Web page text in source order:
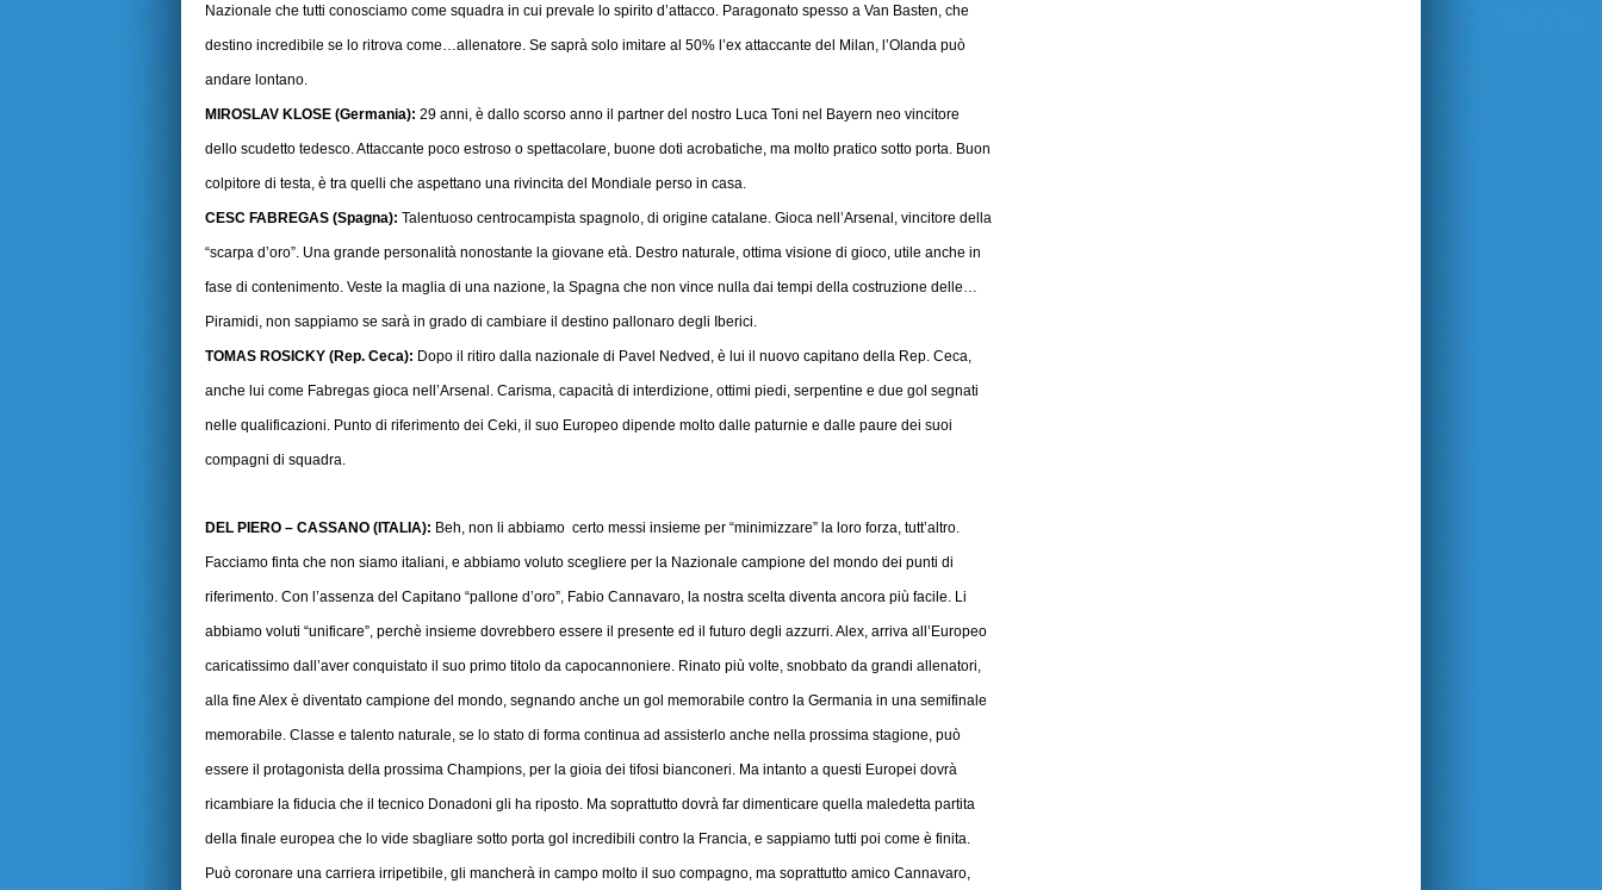
Nazionale che tutti conosciamo come squadra in cui prevale lo spirito d’attacco. Paragonato spesso a Van Basten, che
destino incredibile se lo ritrova come…allenatore. Se saprà solo imitare al 50% l’ex attaccante del Milan, l’Olanda può
andare lontano.
MIROSLAV KLOSE (Germania): 29 anni, è dallo scorso anno il partner del nostro Luca Toni nel Bayern neo vincitore
dello scudetto tedesco. Attaccante poco estroso o spettacolare, buone doti acrobatiche, ma molto pratico sotto porta. Buon
colpitore di testa, è tra quelli che aspettano una rivincita del Mondiale perso in casa.
CESC FABREGAS (Spagna): Talentuoso centrocampista spagnolo, di origine catalane. Gioca nell’Arsenal, vincitore della
“scarpa d’oro”. Una grande personalità nonostante la giovane età. Destro naturale, ottima visione di gioco, utile anche in
fase di contenimento. Veste la maglia di una nazione, la Spagna che non vince nulla dai tempi della costruzione delle…
Piramidi, non sappiamo se sarà in grado di cambiare il destino pallonaro degli Iberici.
TOMAS ROSICKY (Rep. Ceca): Dopo il ritiro dalla nazionale di Pavel Nedved, è lui il nuovo capitano della Rep. Ceca,
anche lui come Fabregas gioca nell’Arsenal. Carisma, capacità di interdizione, ottimi piedi, serpentine e due gol segnati
nelle qualificazioni. Punto di riferimento dei Ceki, il suo Europeo dipende molto dalle paturnie e dalle paure dei suoi
compagni di squadra.
DEL PIERO – CASSANO (ITALIA): Beh, non li abbiamo certo messi insieme per “minimizzare” la loro forza, tutt’altro.
Facciamo finta che non siamo italiani, e abbiamo voluto scegliere per la Nazionale campione del mondo dei punti di
riferimento. Con l’assenza del Capitano “pallone d’oro”, Fabio Cannavaro, la nostra scelta diventa ancora più facile. Li
abbiamo voluti “unificare”, perchè insieme dovrebbero essere il presente ed il futuro degli azzurri. Alex, arriva all’Europeo
caricatissimo dall’aver conquistato il suo primo titolo da capocannoniere. Rinato più volte, snobbato da grandi allenatori,
alla fine Alex è diventato campione del mondo, segnando anche un gol memorabile contro la Germania in una semifinale
memorabile. Classe e talento naturale, se lo stato di forma continua ad assisterlo anche nella prossima stagione, può
essere il protagonista della prossima Champions, per la gioia dei tifosi bianconeri. Ma intanto a questi Europei dovrà
ricambiare la fiducia che il tecnico Donadoni gli ha riposto. Ma soprattutto dovrà far dimenticare quella maledetta partita
della finale europea che lo vide sbagliare sotto porta gol incredibili contro la Francia, e sappiamo tutti poi come è finita.
Può coronare una carriera irripetibile, gli mancherà in campo molto il suo compagno, ma soprattutto amico Cannavaro,